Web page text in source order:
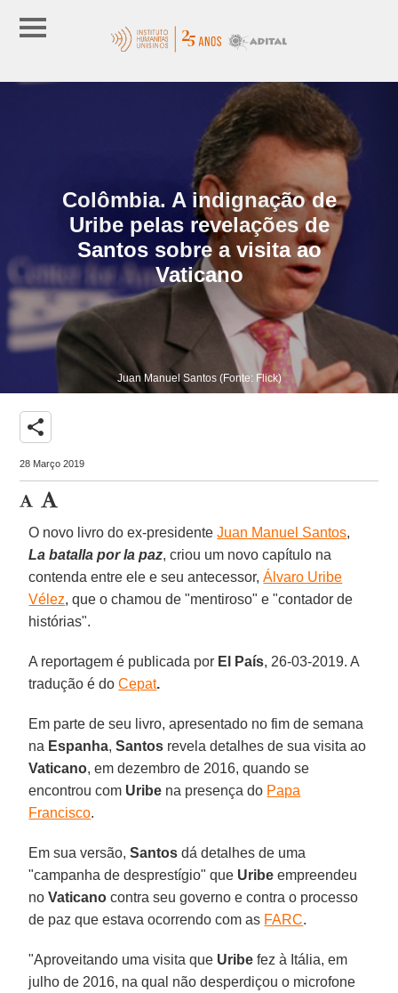
Colômbia. A indignação de
Uribe pelas revelações de
Santos sobre a visita ao
Vaticano
Juan Manuel Santos (Fonte: Flick)
share
28 Março 2019
O novo livro do ex-presidenteJuan Manuel Santos,
La batalla por la paz, criou um novo capítulo na
contenda entre ele e seu antecessor,Álvaro Uribe
Vélez, que o chamou de "mentiroso" e "contador de
histórias".
A reportagem é publicada por El País, 26-03-2019. A
tradução é doCepat.
Em parte de seu livro, apresentado no fim de semana
na Espanha,Santos revela detalhes de sua visita ao
Vaticano, em dezembro de 2016, quando se
encontrou com Uribe na presença do Papa
Francisco.
Em sua versão,Santos dá detalhes de uma
"campanha de desprestígio" que Uribe empreendeu
noVaticano contra seu governo e contra o processo
de paz que estava ocorrendo com as FARC.
"Aproveitando uma visita que Uribe fez à Itália, em
julho de 2016, na qual não desperdiçou o microfone